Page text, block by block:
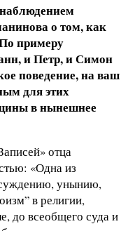
о том, как
примеру
и Петр, и Симон
поведение, на ваш
для этих
в нынешнее
отца
«Одна из
унынию,
в религии,
до всеобщего суда и